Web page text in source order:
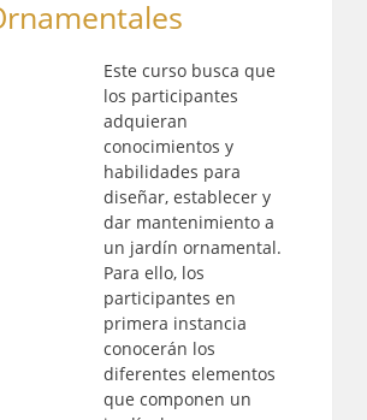
Este curso busca que
los participantes
adquieran
conocimientos y
habilidades para
diseñar, establecer y
dar mantenimiento a
un jardín ornamental.
Para ello, los
participantes en
primera instancia
conocerán los
diferentes elementos
que componen un